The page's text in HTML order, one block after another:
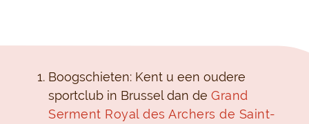
Boogschieten: Kent u een oudere
sportclub in Brussel dan de Grand
Serment Royal des Archers de Saint-